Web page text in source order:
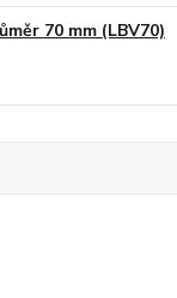
70 mm (LBV70)